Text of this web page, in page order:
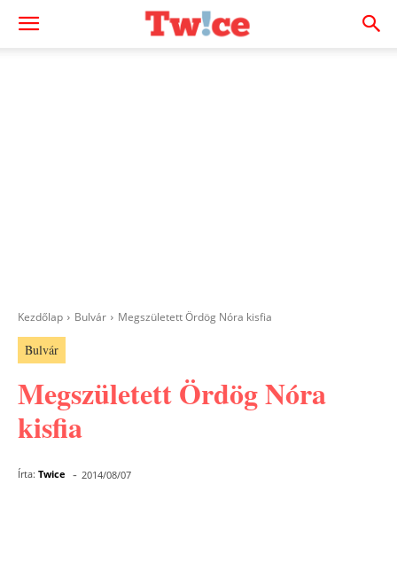
Kezdőlap Bulvár Megszületett Ördög Nóra kisfia
Bulvár
Megszületett Ördög Nóra
kisfia
Írta: Twice - 2014/08/07